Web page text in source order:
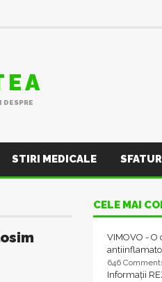
DESPRE
STIRI MEDICALE
CELE MAI
VIMOVO - O
646
Informații